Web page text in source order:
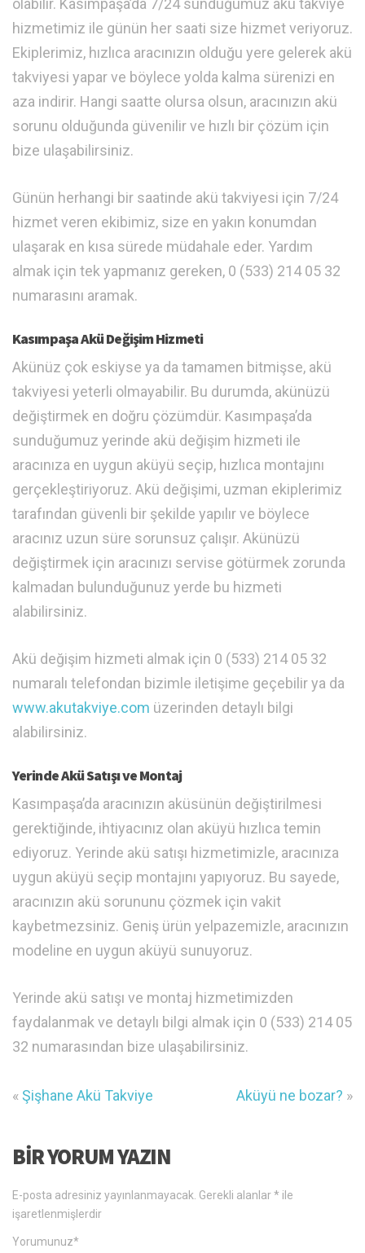
olabilir. Kasımpaşa’da 7/24 sunduğumuz akü takviye
hizmetimiz ile günün her saati size hizmet veriyoruz.
Ekiplerimiz, hızlıca aracınızın olduğu yere gelerek akü
takviyesi yapar ve böylece yolda kalma sürenizi en
aza indirir. Hangi saatte olursa olsun, aracınızın akü
sorunu olduğunda güvenilir ve hızlı bir çözüm için
bize ulaşabilirsiniz.
Günün herhangi bir saatinde akü takviyesi için 7/24
hizmet veren ekibimiz, size en yakın konumdan
ulaşarak en kısa sürede müdahale eder. Yardım
almak için tek yapmanız gereken, 0 (533) 214 05 32
numarasını aramak.
Kasımpaşa Akü Değişim Hizmeti
Akünüz çok eskiyse ya da tamamen bitmişse, akü
takviyesi yeterli olmayabilir. Bu durumda, akünüzü
değiştirmek en doğru çözümdür. Kasımpaşa’da
sunduğumuz yerinde akü değişim hizmeti ile
aracınıza en uygun aküyü seçip, hızlıca montajını
gerçekleştiriyoruz. Akü değişimi, uzman ekiplerimiz
tarafından güvenli bir şekilde yapılır ve böylece
aracınız uzun süre sorunsuz çalışır. Akünüzü
değiştirmek için aracınızı servise götürmek zorunda
kalmadan bulunduğunuz yerde bu hizmeti
alabilirsiniz.
Akü değişim hizmeti almak için 0 (533) 214 05 32
numaralı telefondan bizimle iletişime geçebilir ya da
www.akutakviye.com üzerinden detaylı bilgi
alabilirsiniz.
Yerinde Akü Satışı ve Montaj
Kasımpaşa’da aracınızın aküsünün değiştirilmesi
gerektiğinde, ihtiyacınız olan aküyü hızlıca temin
ediyoruz. Yerinde akü satışı hizmetimizle, aracınıza
uygun aküyü seçip montajını yapıyoruz. Bu sayede,
aracınızın akü sorununu çözmek için vakit
kaybetmezsiniz. Geniş ürün yelpazemizle, aracınızın
modeline en uygun aküyü sunuyoruz.
Yerinde akü satışı ve montaj hizmetimizden
faydalanmak ve detaylı bilgi almak için 0 (533) 214 05
32 numarasından bize ulaşabilirsiniz.
«Şişhane Akü Takviye Aküyü ne bozar? »
BIR YORUM YAZIN
E-posta adresiniz yayınlanmayacak. Gerekli alanlar* ile
işaretlenmişlerdir
Yorumunuz*